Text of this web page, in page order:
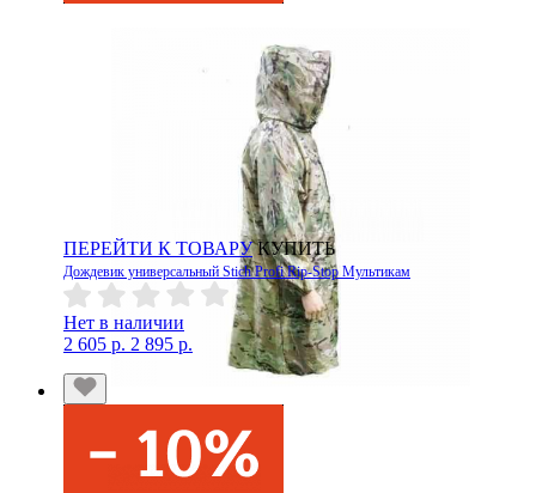
ПЕРЕЙТИ К ТОВАРУ КУПИТЬ
Дождевик универсальный Stich Profi Rip-Stop Мультикам
Нет в наличии
2 605 р. 2 895 р.